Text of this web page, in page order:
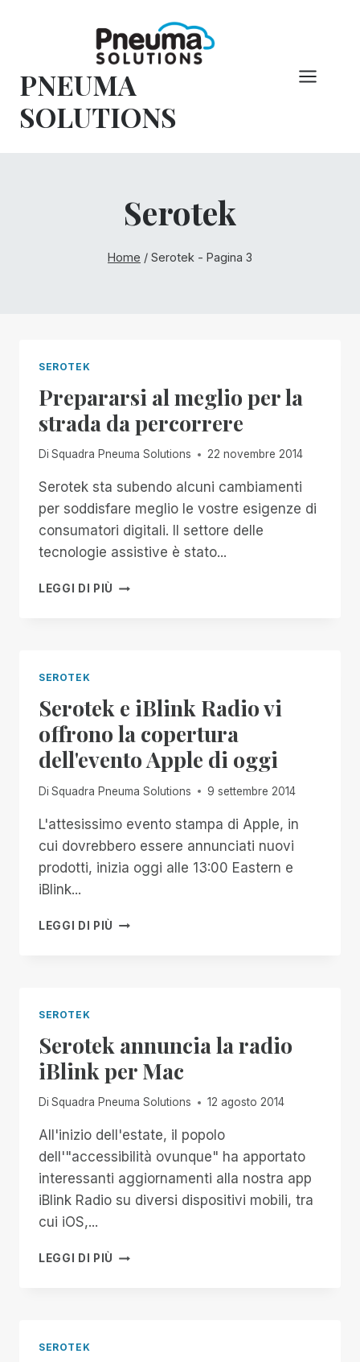
PNEUMA
SOLUTIONS
Serotek
Home / Serotek - Pagina 3
SEROTEK
Prepararsi al meglio per la
strada da percorrere
Di Squadra Pneuma Solutions 22 novembre 2014
Serotek sta subendo alcuni cambiamenti
per soddisfare meglio le vostre esigenze di
consumatori digitali. Il settore delle
tecnologie assistive è stato...
LEGGI DI PIÙ PREPARARSI
PERCORRERE
SEROTEK
Serotek e iBlink Radio vi
offrono la copertura
dell'evento Apple di oggi
Di Squadra Pneuma Solutions 9 settembre 2014
L'attesissimo evento stampa di Apple, in
cui dovrebbero essere annunciati nuovi
prodotti, inizia oggi alle 13:00 Eastern e
iBlink...
LEGGI DI PIÙ SEROTEK
COPERTURA
DELL'EVENTO
APPLE
OGGI
SEROTEK
Serotek annuncia la radio
iBlink per Mac
Di Squadra Pneuma Solutions 12 agosto 2014
All'inizio dell'estate, il popolo
dell'"accessibilità ovunque" ha apportato
interessanti aggiornamenti alla nostra app
iBlink Radio su diversi dispositivi mobili, tra
cui iOS,...
LEGGI DI PIÙ SEROTEK
SEROTEK